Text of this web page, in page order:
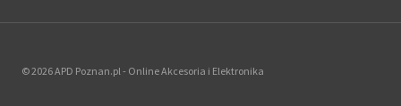
© 2026 APD Poznan.pl - Online Akcesoria i Elektronika